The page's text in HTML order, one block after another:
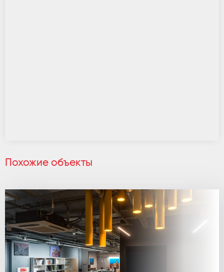
Похожие объекты